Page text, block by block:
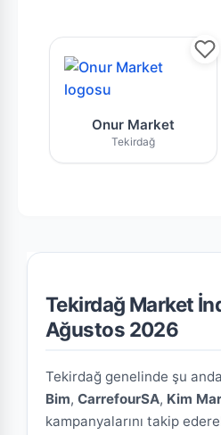
Onur Market
Tekirdağ
Tekirdağ Market
Ağustos 2026
Tekirdağ genelinde şu anda
Bim, CarrefourSA, Kim
kampanyalarını takip